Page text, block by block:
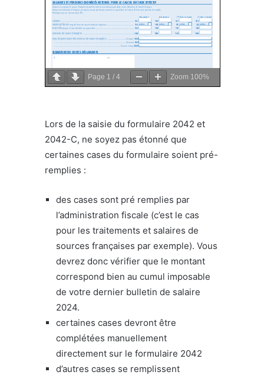
Page 1 / 4 Zoom 100%
Lors de la saisie du formulaire 2042 et
2042-C, ne soyez pas étonné que
certaines cases du formulaire soient pré-
remplies :
des cases sont pré remplies par
l’administration fiscale (c’est le cas
pour les traitements et salaires de
sources françaises par exemple). Vous
devrez donc vérifier que le montant
correspond bien au cumul imposable
de votre dernier bulletin de salaire
2024.
certaines cases devront être
complétées manuellement
directement sur le formulaire 2042
d’autres cases se remplissent